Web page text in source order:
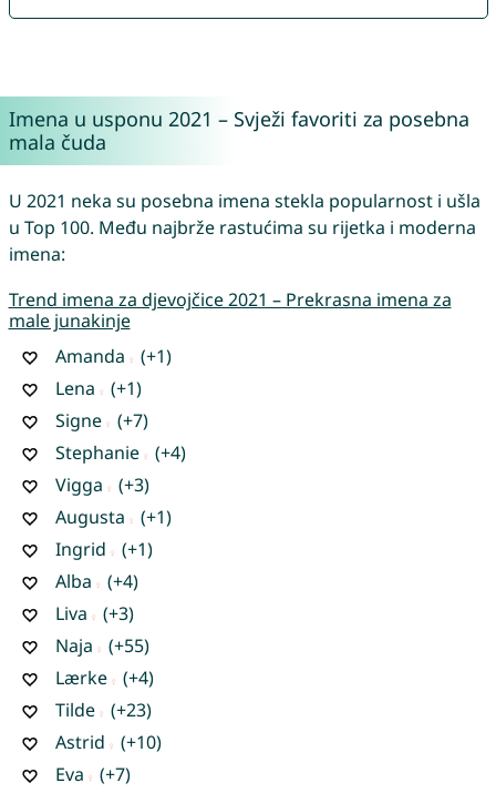
Imena u usponu 2021 – Svježi favoriti za posebna
mala čuda
U 2021 neka su posebna imena stekla popularnost i ušla
u Top 100. Među najbrže rastućima su rijetka i moderna
imena:
Trend imena za djevojčice 2021 – Prekrasna imena za
male junakinje
Amanda
(+1)
Lena
(+1)
Signe
(+7)
Stephanie
(+4)
Vigga
(+3)
Augusta
(+1)
Ingrid
(+1)
Alba
(+4)
Liva
(+3)
Naja
(+55)
Lærke
(+4)
Tilde
(+23)
Astrid
(+10)
Eva
(+7)